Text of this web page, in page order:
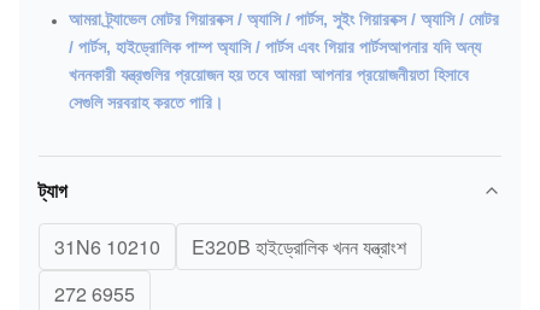
আমরা ট্র্যাভেল মোটর গিয়ারবক্স / অ্যাসি / পার্টস, সুইং গিয়ারবক্স / অ্যাসি / মোটর
/ পার্টস, হাইড্রোলিক পাম্প অ্যাসি / পার্টস এবং গিয়ার পার্টসআপনার যদি অন্য
খননকারী যন্ত্রগুলির প্রয়োজন হয় তবে আমরা আপনার প্রয়োজনীয়তা হিসাবে
সেগুলি সরবরাহ করতে পারি।
ট্যাগ
31N6 10210
E320B হাইড্রোলিক খনন যন্ত্রাংশ
272 6955